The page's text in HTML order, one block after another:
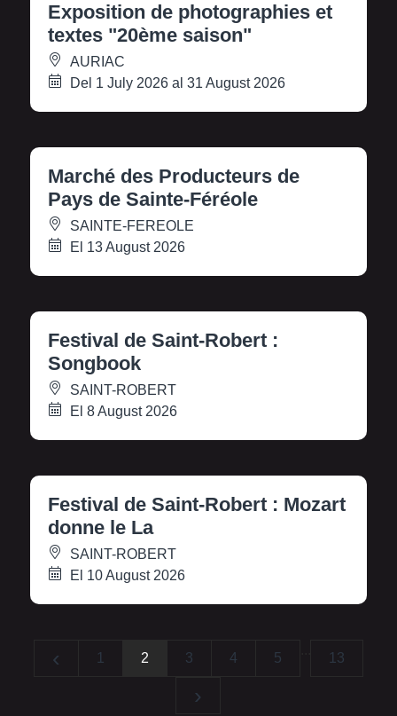
Exposition de photographies et
textes "20ème saison"
AURIAC
Del 1 July 2026 al 31 August 2026
Marché des Producteurs de
Pays de Sainte-Féréole
SAINTE-FEREOLE
El 13 August 2026
Festival de Saint-Robert :
Songbook
SAINT-ROBERT
El 8 August 2026
Festival de Saint-Robert : Mozart
donne le La
SAINT-ROBERT
El 10 August 2026
‹ 1 2 3 4 5 13
›